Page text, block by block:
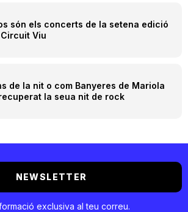
són els concerts de la setena edició
Viu
de la nit o com Banyeres de Mariola
la seua nit de rock
NEWSLETTER
exclusiva al teu correu.